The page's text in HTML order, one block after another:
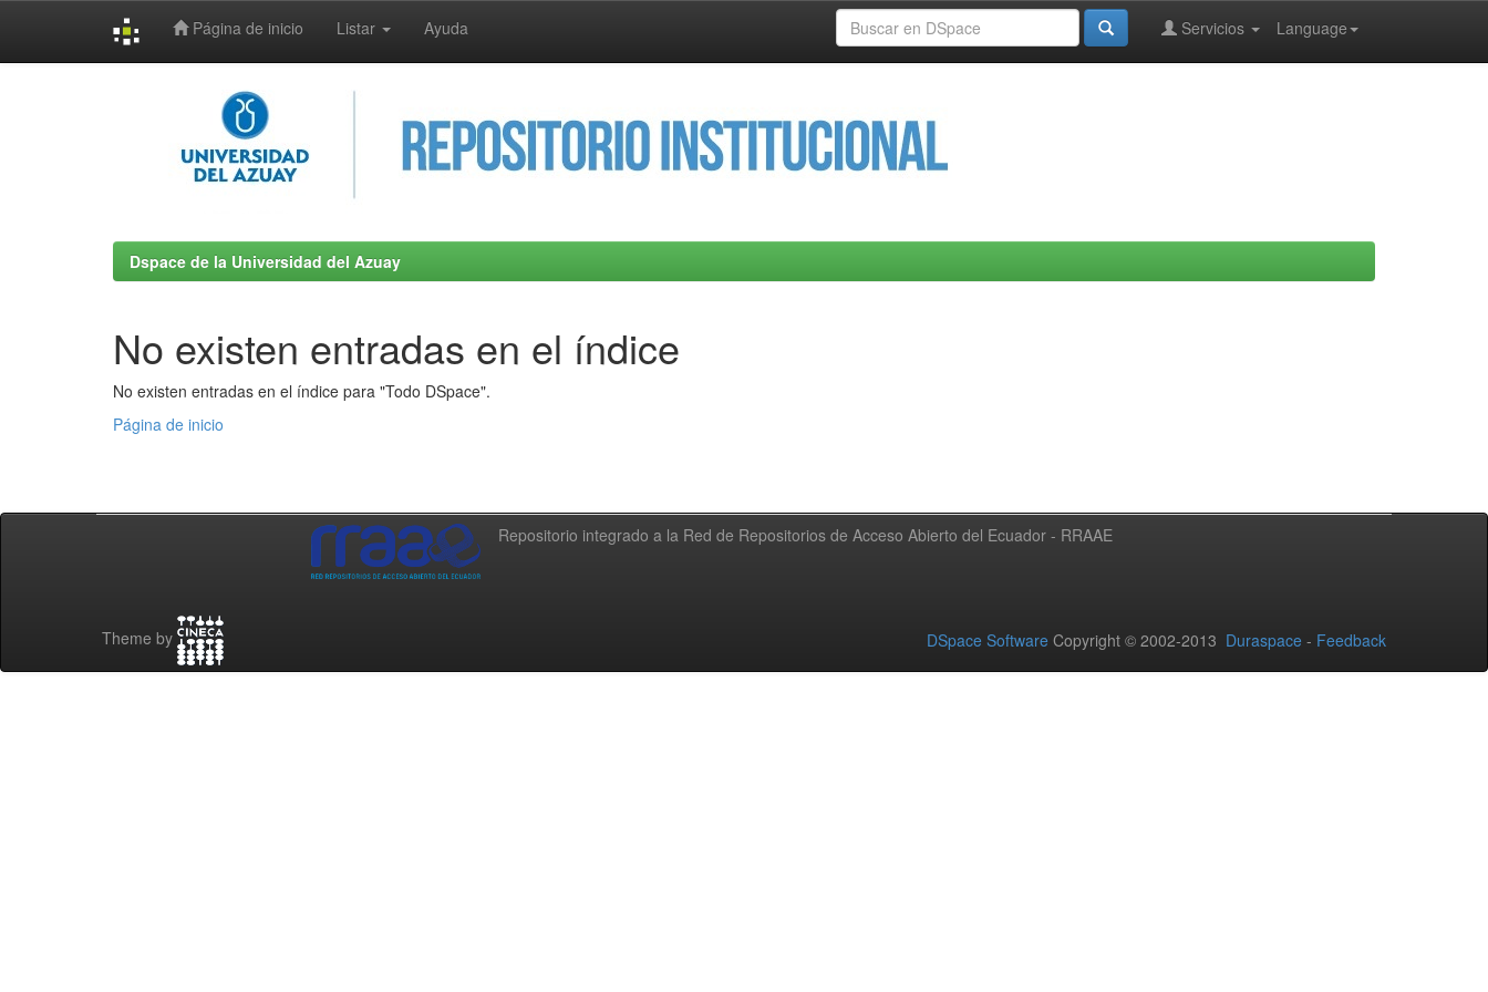
Página de inicio Listar Ayuda Language
Servicios
Dspace de la Universidad del Azuay
No existen entradas en el índice
No existen entradas en el índice para "Todo DSpace".
Página de inicio
Repositorio integrado a la Red de Repositorios de Acceso Abierto del Ecuador - RRAAE
Theme by DSpace Software Copyright © 2002-2013 Duraspace - Feedback